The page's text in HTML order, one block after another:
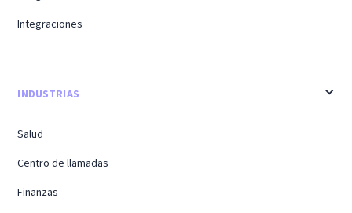
Integraciones
INDUSTRIAS
Salud
Centro de llamadas
Finanzas